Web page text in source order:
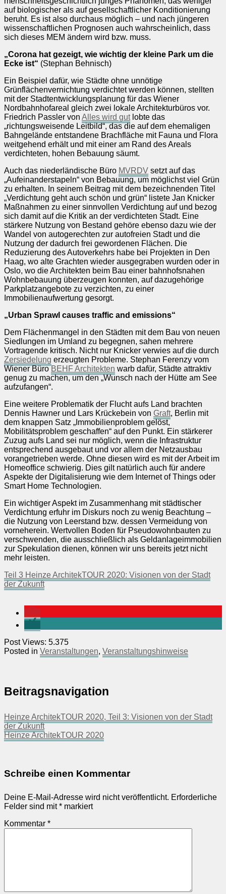
auf biologischer als auf gesellschaftlicher Konditionierung
beruht. Es ist also durchaus möglich – und nach jüngeren
wissenschaftlichen Prognosen auch wahrscheinlich, dass
sich dieses MEM ändern wird bzw. muss.
„Corona hat gezeigt, wie wichtig der kleine Park um die
Ecke ist“ (Stephan Behnisch)
Ein Beispiel dafür, wie Städte ohne unnötige
Grünflächenvernichtung verdichtet werden können, stellten
mit der Stadtentwicklungsplanung für das Wiener
Nordbahnhofareal gleich zwei lokale Architekturbüros vor.
Friedrich Passler von Alles wird gutlobte das
„richtungsweisende Leitbild“, das die auf dem ehemaligen
Bahngelände entstandene Brachfläche mit Fauna und Flora
weitgehend erhält und mit einer am Rand des Areals
verdichteten, hohen Bebauung säumt.
Auch das niederländische Büro MVRDV setzt auf das
„Aufeinanderstapeln“ von Bebauung, um möglichst viel Grün
zu erhalten. In seinem Beitrag mit dem bezeichnenden Titel
„Verdichtung geht auch schön und grün“ listete Jan Knicker
Maßnahmen zu einer sinnvollen Verdichtung auf und bezog
sich damit auf die Kritik an der verdichteten Stadt. Eine
stärkere Nutzung von Bestand gehöre ebenso dazu wie der
Wandel von autogerechten zur autofreien Stadt und die
Nutzung der dadurch frei gewordenen Flächen. Die
Reduzierung des Autoverkehrs habe bei Projekten in Den
Haag, wo alte Grachten wieder ausgegraben wurden oder in
Oslo, wo die Architekten beim Bau einer bahnhofsnahen
Wohnbebauung überzeugen konnten, auf dazugehörige
Parkplatzangebote zu verzichten, zu einer
Immobilienaufwertung gesorgt.
„Urban Sprawl causes traffic and emissions“
Dem Flächenmangel in den Städten mit dem Bau von neuen
Siedlungen im Umland zu begegnen, sahen mehrere
Vortragende kritisch. Nicht nur Knicker verwies auf die durch
Zersiedelung erzeugten Probleme. Stephan Ferenzy vom
Wiener BüroBEHF Architekten warb dafür, Städte attraktiv
genug zu machen, um den „Wunsch nach der Hütte am See
aufzufangen“.
Eine weitere Problematik der Flucht aufs Land brachten
Dennis Hawner und Lars Krückebein von Graft, Berlin mit
dem knappen Satz „Immobilienproblem gelöst,
Mobilitätsproblem geschaffen“ auf den Punkt. Ein stärkerer
Zuzug aufs Land sei nur möglich, wenn die Infrastruktur
entsprechend ausgebaut und vor allem der Netzausbau
vorangetrieben werde. Ohne diesen wird es mit der Arbeit im
Homeoffice schwierig. Dies gilt natürlich auch für andere
Aspekte der Digitalisierung wie dem Internet of Things oder
Smart Home Technologien.
Ein wichtiger Aspekt im Zusammenhang mit städtischer
Verdichtung erfuhr im Diskurs noch zu wenig Beachtung –
die Nutzung von Leerstand bzw. dessen Vermeidung von
vorneherein. Wertvollen Boden für Pseudowohnbauten zu
verschwenden, die ausschließlich als Geldanlageimmobilien
zur Spekulation dienen, können wir uns bereits jetzt nicht
mehr leisten.
Teil 3 Heinze ArchitekTOUR 2020: Visionen von der Stadt
der Zukunft
Post Views: 5.375
Posted in Veranstaltungen, Veranstaltungshinweise
Beitragsnavigation
Heinze ArchitekTOUR 2020, Teil 3: Visionen von der Stadt
der Zukunft
Heinze ArchitekTOUR 2020
Schreibe einen Kommentar
Deine E-Mail-Adresse wird nicht veröffentlicht. Erforderliche
Felder sind mit* markiert
Kommentar *